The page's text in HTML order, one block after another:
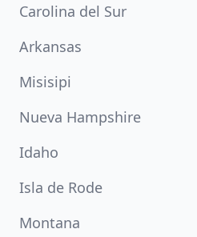
Carolina del Sur
Arkansas
Misisipi
Nueva Hampshire
Idaho
Isla de Rode
Montana